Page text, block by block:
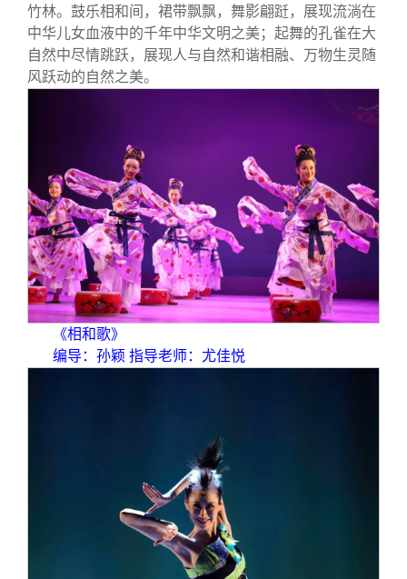
竹林。鼓乐相和间，裙带飘飘，舞影翩跹，展现流淌在
中华儿女血液中的千年中华文明之美；起舞的孔雀在大
自然中尽情跳跃，展现人与自然和谐相融、万物生灵随
风跃动的自然之美。
《相和歌》
编导：孙颖 指导老师：尤佳悦